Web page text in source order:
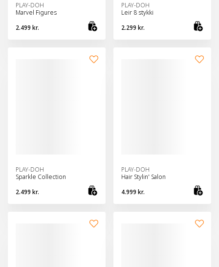
PLAY-DOH
Marvel Figures
2.499 kr.
PLAY-DOH
Leir 8 stykki
2.299 kr.
PLAY-DOH
Sparkle Collection
2.499 kr.
PLAY-DOH
Hair Stylin' Salon
4.999 kr.